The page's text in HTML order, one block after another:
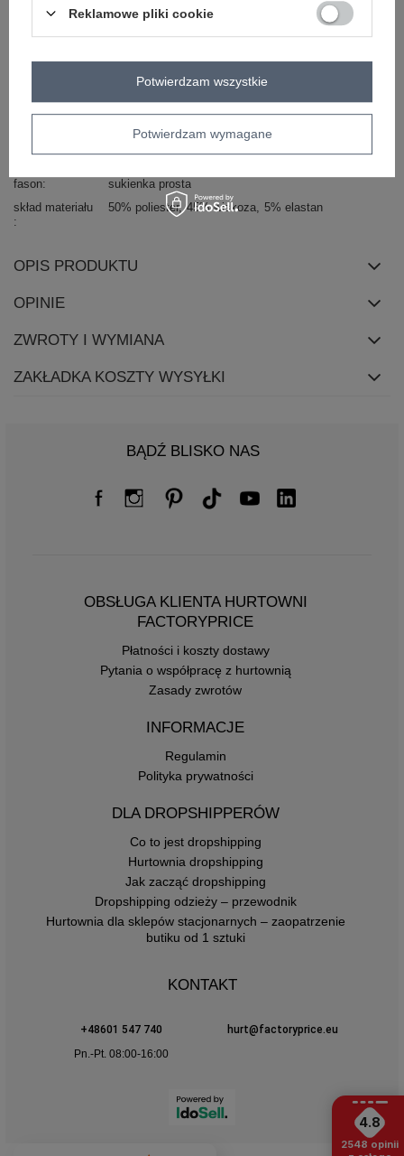
długość
mini
styl
casual
okazja
codzienne do pracy
dominujący
poliester
fason
sukienka prosta
skład materiału
50% poliester 45% wiskoza 5% elastan
OPIS PRODUKTU
OPINIE
ZWROTY I WYMIANA
ZAKŁADKA KOSZTY WYSYŁKI
BĄDŹ BLISKO NAS
OBSŁUGA KLIENTA HURTOWNI
FACTORYPRICE
Płatności i koszty dostawy
Pytania o współpracę z hurtownią
Zasady zwrotów
INFORMACJE
Regulamin
Polityka prywatności
DLA DROPSHIPPERÓW
Co to jest dropshipping
Hurtownia dropshipping
Jak zacząć dropshipping
Dropshipping odzieży – przewodnik
Hurtownia dla sklepów stacjonarnych – zaopatrzenie
butiku od 1 sztuki
KONTAKT
+48601 547 740
hurt@factoryprice.eu
Pn.-Pt. 08:00-16:00
4.8
2548 opinii
Reklamowe pliki cookie
Potwierdzam wymagane
Potwierdzam wszystkie